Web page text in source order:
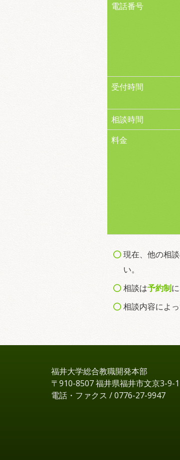
電話番号
受付時間
相談時間
料金
現在、他の相
い。
相談は予約制
相談内容によ
福井大学総合教職開発本部
〒910-8507 福井県福井市文京3-9-1
電話・ファクス / 0776-27-9947